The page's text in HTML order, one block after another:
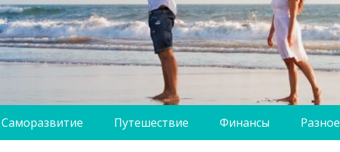
Саморазвитие Путешествие Финансы Разное